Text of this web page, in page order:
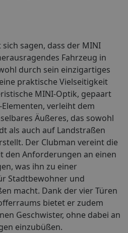
sagen, dass der MINI
Fahrzeug in
durch sein einzigartiges
praktische Vielseitigkeit
MINI-Optik, gepaart
verleiht dem
Äußeres, das sowohl
als auch auf Landstraßen
Der Clubman vereint die
den Anforderungen an einen
was ihn zu einer
Stadtbewohner und
macht. Dank der vier Türen
bietet er zudem
Geschwister, ohne dabei an
einzubüßen.